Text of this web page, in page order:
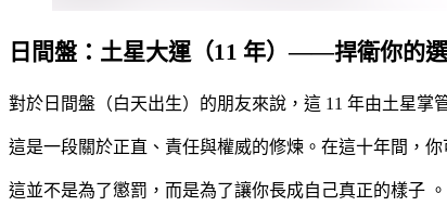
日間盤：土星大運（11 年）——捍衛你的
對於日間盤（白天出生）的朋友來說，這 11 年由土星掌
這是一段關於正直、責任與權威的修煉。在這十年間，
這並不是為了懲罰，而是為了讓你長成自己真正的樣子